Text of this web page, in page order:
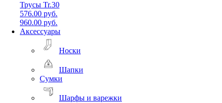
Трусы Tr.30
576.00 руб.
960.00 руб.
Аксессуары
Носки
Шапки
Сумки
Шарфы и варежки